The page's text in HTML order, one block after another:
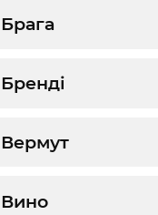
Брага
Бренді
Вермут
Вино